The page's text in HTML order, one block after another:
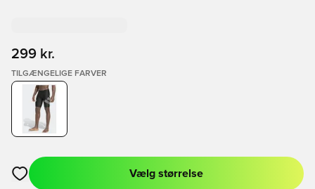
299 kr.
TILGÆNGELIGE FARVER
Åbner en Modal til at logge ind eller tilmelde dig som medlem
Vælg størrelse